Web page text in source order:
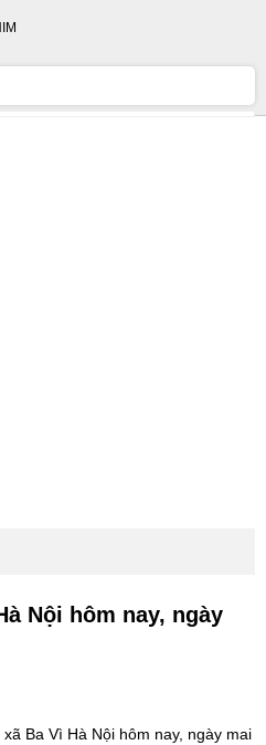
Nội hôm nay, ngày
Ba Vì Hà Nội hôm nay, ngày mai